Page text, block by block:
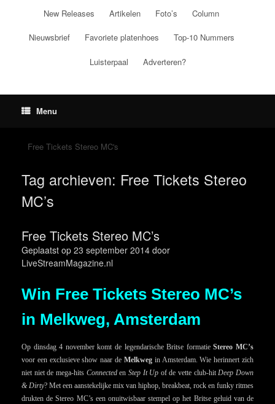
New Releases Artikelen Foto’s Column
Nieuwsbrief Favoriete platenhoes Top-10 Nummers
Luisterpaal Adverteren?
Menu
Free Tickets Stereo MC's
Tag archieven: Free Tickets Stereo
MC’s
Free Tickets Stereo MC’s
Geplaatst op 23 september 2014 door
LiveStreamMagazine.nl
Win Free Tickets Stereo MC’s
in Melkweg, Amsterdam
Op dinsdag 4 november komt de legendarische Britse formatieStereo MC’s
voor een exclusieve show naar de Melkwegin Amsterdam. Wie herinnert zich
niet niet de mega-hits Connecteden Step It Up of de vette club-hit Deep Down
& Dirty? Met een aanstekelijke mix van hiphop, breakbeat, rock en funky ritmes
drukten de Stereo MC’s een onuitwisbaar stempel op het Britse geluid van de